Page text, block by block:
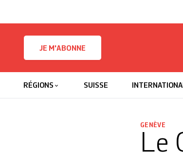
JE M'ABONNE
RÉGIONS SUISSE
GENÈVE
Le